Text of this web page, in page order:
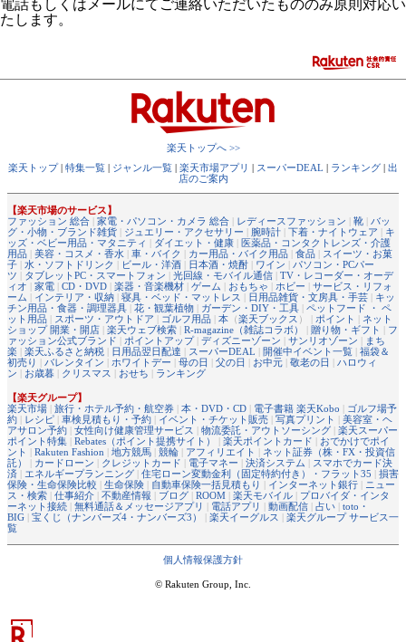
電話もしくはメールにてご連絡いただいたもののみ原則対応い
たします。
楽天トップへ >>
楽天トップ| 特集一覧 | ジャンル一覧 | 楽天市場アプリ | スーパーDEAL | ランキング | 出
店のご案内
【楽天市場のサービス】
ファッション 総合 | 家電・パソコン・カメラ 総合 | レディースファッション | 靴 | バッ
グ・小物・ブランド雑貨 | ジュエリー・アクセサリー | 腕時計 | 下着・ナイトウェア | キ
ッズ・ベビー用品・マタニティ | ダイエット・健康 | 医薬品・コンタクトレンズ・介護
用品 | 美容・コスメ・香水 | 車・バイク | カー用品・バイク用品 | 食品 | スイーツ・お菓
子 | 水・ソフトドリンク | ビール・洋酒 | 日本酒・焼酎 | ワイン | パソコン・PCパー
ツ | タブレットPC・スマートフォン | 光回線・モバイル通信 | TV・レコーダー・オーデ
ィオ | 家電 | CD・DVD | 楽器・音楽機材 | ゲーム | おもちゃ | ホビー | サービス・リフォ
ーム | インテリア・収納 | 寝具・ベッド・マットレス | 日用品雑貨・文房具・手芸 | キッ
チン用品・食器・調理器具 | 花・観葉植物 | ガーデン・DIY・工具 | ペットフード ・ ペ
ット用品 | スポーツ・アウトドア | ゴルフ用品 | 本 （楽天ブックス ） | ポイント | ネット
ショップ 開業・開店 | 楽天ウェブ検索 | R-magazine（雑誌コラボ） | 贈り物・ギフト | フ
ァッション公式ブランド | ポイントアップ| ディズニーゾーン | サンリオゾーン | まち
楽 | 楽天ふるさと納税 | 日用品翌日配達 | スーパーDEAL | 開催中イベント一覧 | 福袋＆
初売り | バレンタイン | ホワイトデー | 母の日 | 父の日 | お中元 | 敬老の日 | ハロウィ
ン | お歳暮 | クリスマス | おせち | ランキング
【楽天グループ】
楽天市場 | 旅行・ホテル予約・航空券 | 本・DVD・CD | 電子書籍 楽天Kobo | ゴルフ場予
約 | レシピ | 車検見積もり・予約 | イベント・チケット販売 | 写真プリント | 美容室・ヘ
アサロン予約 | 女性向け健康管理サービス | 物流委託・アウトソーシング | 楽天スーパー
ポイント特集 | Rebates（ポイント提携サイト） | 楽天ポイントカード | おでかけでポイ
ント | Rakuten Fashion | 地方競馬 | 競輪 | アフィリエイト | ネット証券（株・FX・投資信
託）
| カードローン | クレジットカード | 電子マネー | 決済システム | スマホでカード決
済 | エネルギープランニング | 住宅ローン変動金利（固定特約付き）・フラット35 | 損害
保険・生命保険比較 | 生命保険 | 自動車保険一括見積もり | インターネット銀行 | ニュー
ス・検索 | 仕事紹介 | 不動産情報 | ブログ | ROOM | 楽天モバイル | プロバイダ・インタ
ーネット接続 | 無料通話＆メッセージアプリ | 電話アプリ | 動画配信 | 占い | toto・
BIG | 宝くじ（ナンバーズ4・ナンバーズ3） | 楽天イーグルス | 楽天グループ サービス一
覧
個人情報保護方針
© Rakuten Group, Inc.